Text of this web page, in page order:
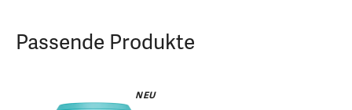
Passende Produkte
NEU